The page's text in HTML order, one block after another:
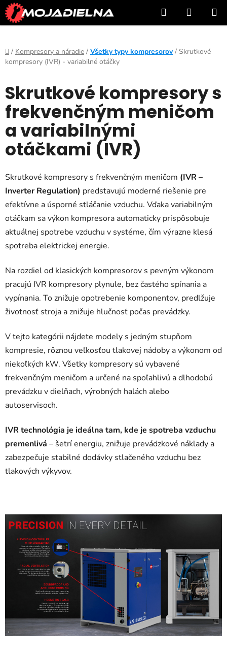
Prejsť
na
obsah
Hľadať
KOŠÍK
Domov
/ Kompresory a náradie / Všetky typy kompresorov / Skrutkové
kompresory (IVR) - variabilné otáčky
Skrutkové kompresory s
frekvenčným meničom
a variabilnými
otáčkami (IVR)
Skrutkové kompresory s frekvenčným meničom (IVR –
Inverter Regulation) predstavujú moderné riešenie pre
efektívne a úsporné stláčanie vzduchu. Vďaka variabilným
otáčkam sa výkon kompresora automaticky prispôsobuje
aktuálnej spotrebe vzduchu v systéme, čím výrazne klesá
spotreba elektrickej energie.
Na rozdiel od klasických kompresorov s pevným výkonom
pracujú IVR kompresory plynule, bez častého spínania a
vypínania. To znižuje opotrebenie komponentov, predlžuje
životnosť stroja a znižuje hlučnosť počas prevádzky.
V tejto kategórii nájdete modely s jedným stupňom
kompresie, rôznou veľkosťou tlakovej nádoby a výkonom od
niekoľkých kW. Všetky kompresory sú vybavené
frekvenčným meničom a určené na spoľahlivú a dlhodobú
prevádzku v dielňach, výrobných halách alebo
autoservisoch.
IVR technológia je ideálna tam, kde je spotreba vzduchu
premenlivá – šetrí energiu, znižuje prevádzkové náklady a
zabezpečuje stabilné dodávky stlačeného vzduchu bez
tlakových výkyvov.